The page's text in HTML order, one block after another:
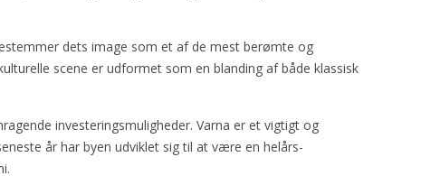
dets image som et af de mest berømte og
scene er udformet som en blanding af både klassisk
investeringsmuligheder. Varna er et vigtigt og
år har byen udviklet sig til at være en helårs-